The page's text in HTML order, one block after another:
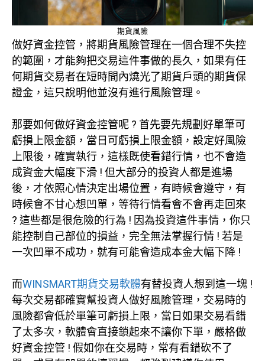
期貨風險
做好資金控管，將期貨風險管理在一個合理不失控
的範圍，才能夠把交易這件事做的長久，如果有任
何期貨交易者在短時間內燒光了期貨戶頭的期貨保
證金，這只說明他並沒有進行風險管理。
那要如何做好資金控管呢 ? 首先要先規劃好單筆可
虧損上限金額，當日可虧損上限金額，設定好風險
上限後，確實執行，這樣既使看錯行情，也不會造
成資金大幅度下滑 ! 但大部分的投資人都是進場
後，才依照心情決定出場位置，有時候會遵守，有
時候會不甘心想凹單，等待行情看會不會再走回來
? 這些都是很危險的行為 ! 因為投資這件事情，你只
能控制自己部位的損益，完全無法掌握行情 ! 若是
一次凹單不成功，就有可能會造成本金大幅下降 !
而WINSMART期貨交易軟體有替投資人想到這一塊 !
每次交易都確實幫投資人做好風險管理，交易時的
風險都會低於單筆可虧損上限，當日如果交易看錯
了太多次，軟體會直接鎖起來不讓你下單，嚴格做
好資金控管 ! 假如你在交易時，常有看錯砍不了